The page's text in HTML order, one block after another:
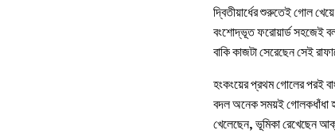
দ্বিতীয়ার্ধের শুরুতেই গোল
বংশোদ্ভূত ফরোয়ার্ড সহজেই বল
বাকি কাজটা সেরেছেন সেই
হংকংয়ের প্রথম গোলের পরই
বদল অনেক সময়ই গোলকধাঁধা
খেলেছেন, ভূমিকা রেখেছেন